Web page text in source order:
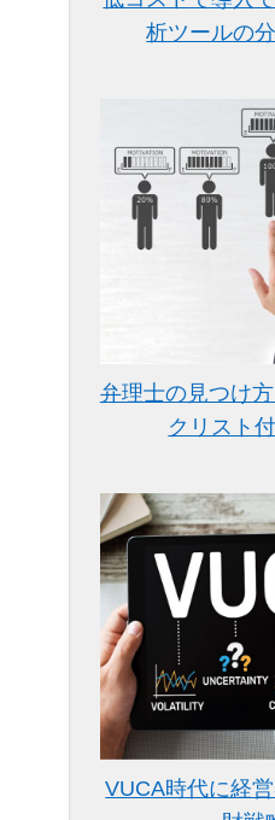
析ツールの
弁理士の見つけ
クリスト
VUCA時代に経